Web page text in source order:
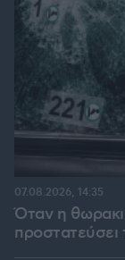
Όταν η
προστατεύσει
07.08.2026, 14:35